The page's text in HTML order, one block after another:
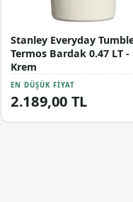
Stanley Everyday
Termos Bardak 0.47 LT -
Krem
EN DÜŞÜK FIYAT
2.189,00 TL